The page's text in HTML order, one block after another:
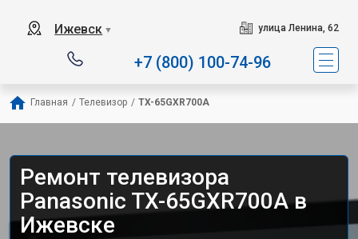
Ижевск ▼ улица Ленина, 62
+7 (800) 100-74-96
Главная / Телевизор / TX-65GXR700A
Ремонт телевизора
Panasonic TX-65GXR700A в
Ижевске